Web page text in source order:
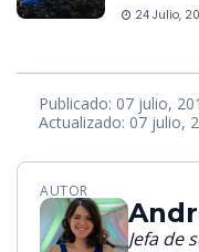
24 Julio,
Publicado: 07 julio,
Actualizado: 07 julio,
AUTOR
Jefa de